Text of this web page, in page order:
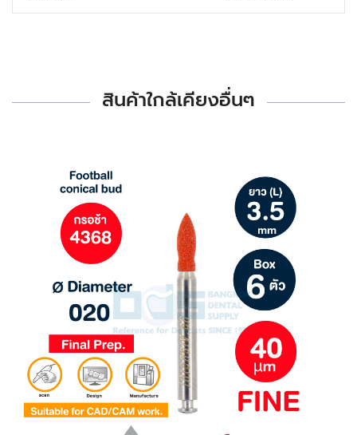
สินค้าใกล้เคียงอื่นๆ